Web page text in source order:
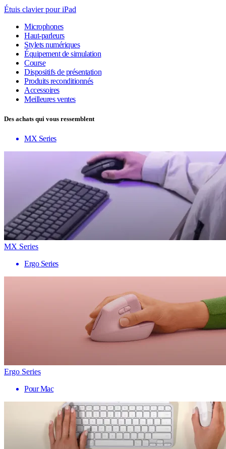
Étuis clavier pour iPad
Microphones
Haut-parleurs
Stylets numériques
Équipement de simulation
Course
Dispositifs de présentation
Produits reconditionnés
Accessoires
Meilleures ventes
Des achats qui vous ressemblent
MX Series
MX Series
Ergo Series
Ergo Series
Pour Mac